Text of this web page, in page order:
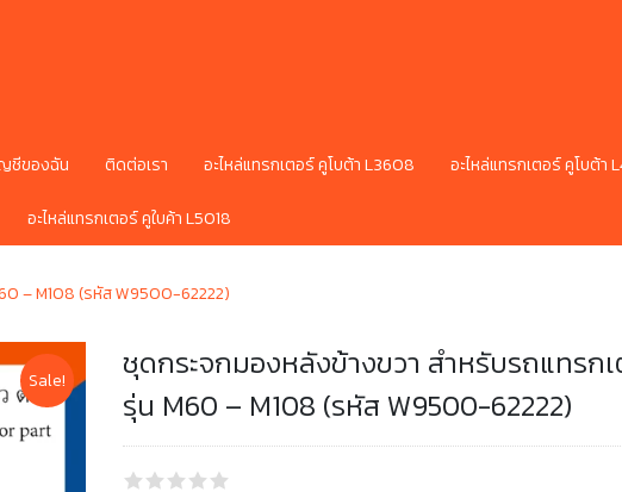
ชีของฉัน ติดต่อเรา อะไหล่แทรกเตอร์ คูโบต้า L3608 อะไหล่แทรกเตอร์ คูโบต้า
อะไหล่แทรกเตอร์ คูใบค้า L5018
– M108 (รหัส W9500-62222)
Sale!
ชุดกระจกมองหลังข้างขวา สำหรับรถแทรกเ
รุ่น M60 – M108 (รหัส W9500-62222)